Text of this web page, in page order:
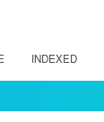
INDEXED